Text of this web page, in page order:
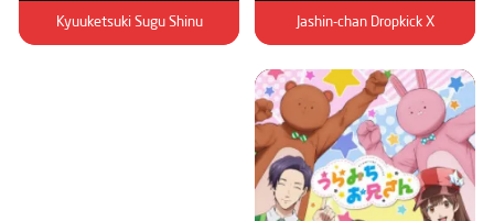
Jashin-chan Dropkick X
Kyuuketsuki Sugu Shinu